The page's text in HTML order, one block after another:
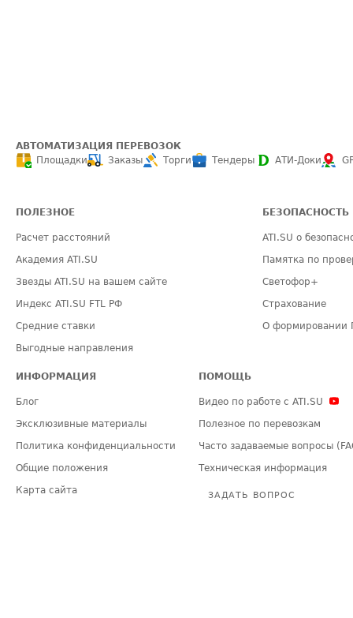
АВТОМАТИЗАЦИЯ ПЕРЕВОЗОК
Площадки
Заказы Торги Тендеры АТИ-Доки
ПОЛЕЗНОЕ
Расчет расстояний
Академия ATI.SU
Звезды ATI.SU на вашем сайте
Индекс ATI.SU FTL РФ
Средние ставки
Выгодные направления
БЕЗОПАСНОСТЬ
ATI.SU о
Памятка по
Светофор+
Страхование
О формировании
ИНФОРМАЦИЯ
Блог
Эксклюзивные материалы
Политика конфиденциальности
Общие положения
Карта сайта
ПОМОЩЬ
Видео по работе с ATI.SU
Полезное по перевозкам
Часто задаваемые вопросы
Техническая информация
ЗАДАТЬ ВОПРОС